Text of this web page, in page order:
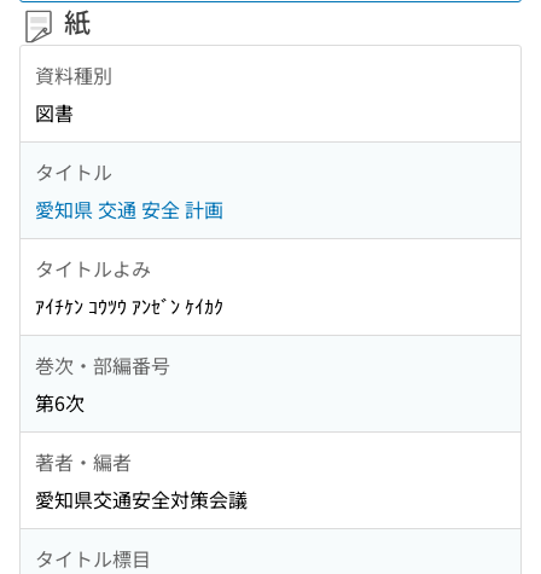
紙
資料種別
図書
タイトル
愛知県 交通 安全 計画
タイトルよみ
ｱｲﾁｹﾝ ｺｳﾂｳ ｱﾝｾﾞﾝ ｹｲｶｸ
巻次・部編番号
第6次
著者・編者
愛知県交通安全対策会議
タイトル標目